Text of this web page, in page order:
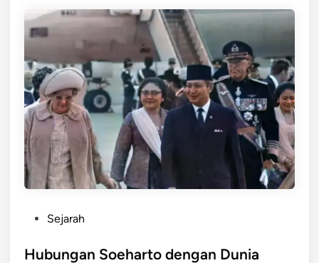
s
Sejarah
Hubungan Soeharto dengan Dunia